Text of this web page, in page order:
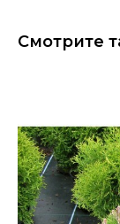
Смотрите